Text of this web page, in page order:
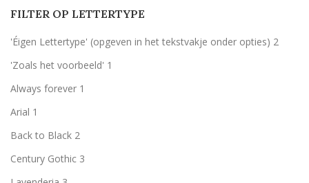
WitWit
zwart
FILTER OP LETTERTYPE
'Éigen Lettertype' (opgeven in het tekstvakje onder opties) 2
'Zoals het voorbeeld' 1
Always forever 1
Arial 1
Back to Black 2
Century Gothic 3